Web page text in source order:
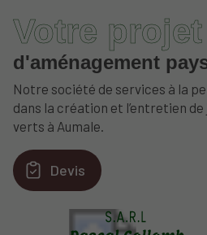
Votre projet
d'aménagement
Notre société de services à la
dans la création et l’entretien de
verts à Aumale.
Devis